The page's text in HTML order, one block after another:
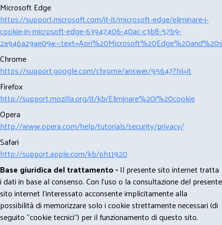
Microsoft Edge
https://support.microsoft.com/it-it/microsoft-edge/eliminare-i-
cookie-in-microsoft-edge-63947406-40ac-c3b8-57b9-
Chrome
https://support.google.com/chrome/answer/95647?hl=it
Firefox
http://support.mozilla.org/it/kb/Eliminare%20i%20cookie
Opera
http://www.opera.com/help/tutorials/security/privacy/
Safari
http://support.apple.com/kb/ph11920
Base giuridica del trattamento -Il presente sito internet tratta
i dati in base al consenso. Con l'uso o la consultazione del presente
sito internet l’interessato acconsente implicitamente alla
possibilità di memorizzare solo i cookie strettamente necessari (di
seguito “cookie tecnici”) per il funzionamento di questo sito.